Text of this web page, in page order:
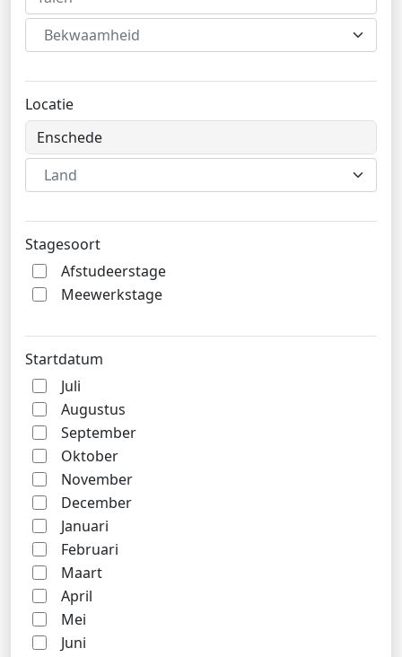
Bekwaamheid
Locatie
Land
Stagesoort
Afstudeerstage
Meewerkstage
Startdatum
Juli
Augustus
September
Oktober
November
December
Januari
Februari
Maart
April
Mei
Juni